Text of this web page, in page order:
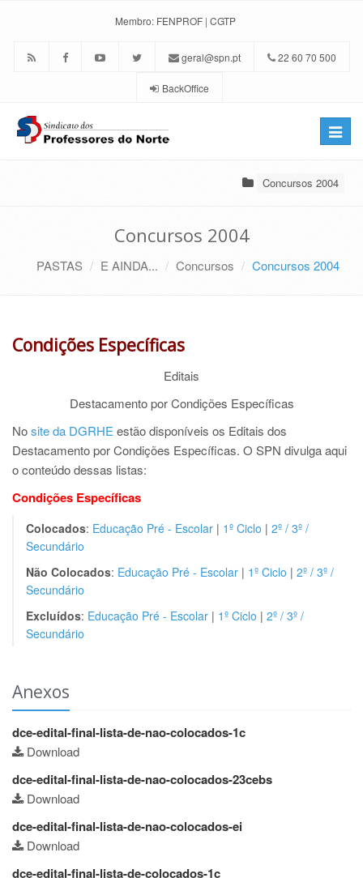
Membro: FENPROF | CGTP
geral@spn.pt 22 60 70 500
BackOffice
Toggle
Concursos 2004
Concursos 2004
PASTAS E AINDA... Concursos Concursos 2004
Condições Específicas
Editais
Destacamento por Condições Específicas
Nosite da DGRHE estão disponíveis os Editais dos
Destacamento por Condições Específicas. O SPN divulga aqui
o conteúdo dessas listas:
Condições Específicas
Colocados: Educação Pré - Escolar | 1º Ciclo | 2º / 3º /
Secundário
Não Colocados: Educação Pré - Escolar | 1º Ciclo | 2º / 3º /
Secundário
Excluídos: Educação Pré - Escolar | 1º Ciclo | 2º / 3º /
Secundário
Anexos
dce-edital-final-lista-de-nao-colocados-1c
Download
dce-edital-final-lista-de-nao-colocados-23cebs
Download
dce-edital-final-lista-de-nao-colocados-ei
Download
dce-edital-final-lista-de-colocados-1c